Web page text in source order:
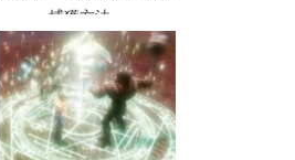
捕獲方法～